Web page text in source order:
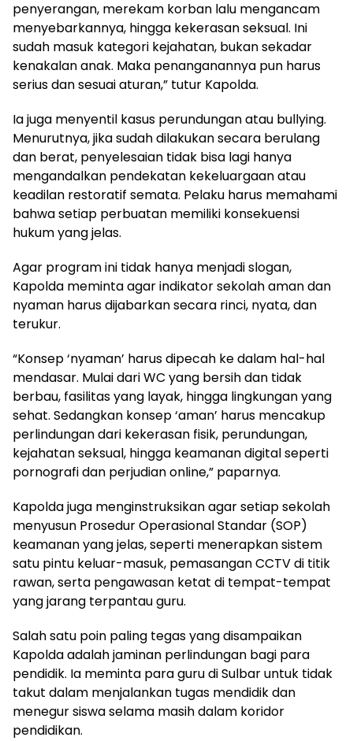
penyerangan, merekam korban lalu mengancam
menyebarkannya, hingga kekerasan seksual. Ini
sudah masuk kategori kejahatan, bukan sekadar
kenakalan anak. Maka penanganannya pun harus
serius dan sesuai aturan,” tutur Kapolda.
Ia juga menyentil kasus perundungan atau bullying.
Menurutnya, jika sudah dilakukan secara berulang
dan berat, penyelesaian tidak bisa lagi hanya
mengandalkan pendekatan kekeluargaan atau
keadilan restoratif semata. Pelaku harus memahami
bahwa setiap perbuatan memiliki konsekuensi
hukum yang jelas.
Agar program ini tidak hanya menjadi slogan,
Kapolda meminta agar indikator sekolah aman dan
nyaman harus dijabarkan secara rinci, nyata, dan
terukur.
“Konsep ‘nyaman’ harus dipecah ke dalam hal-hal
mendasar. Mulai dari WC yang bersih dan tidak
berbau, fasilitas yang layak, hingga lingkungan yang
sehat. Sedangkan konsep ‘aman’ harus mencakup
perlindungan dari kekerasan fisik, perundungan,
kejahatan seksual, hingga keamanan digital seperti
pornografi dan perjudian online,” paparnya.
Kapolda juga menginstruksikan agar setiap sekolah
menyusun Prosedur Operasional Standar (SOP)
keamanan yang jelas, seperti menerapkan sistem
satu pintu keluar-masuk, pemasangan CCTV di titik
rawan, serta pengawasan ketat di tempat-tempat
yang jarang terpantau guru.
Salah satu poin paling tegas yang disampaikan
Kapolda adalah jaminan perlindungan bagi para
pendidik. Ia meminta para guru di Sulbar untuk tidak
takut dalam menjalankan tugas mendidik dan
menegur siswa selama masih dalam koridor
pendidikan.